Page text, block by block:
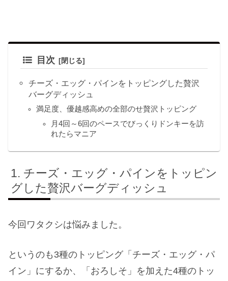
目次
チーズ・エッグ・パインをトッピングした贅沢
バーグディッシュ
満足度、優越感高めの全部のせ贅沢トッピング
月4回～6回のペースでびっくりドンキーを訪
れたらマニア
チーズ・エッグ・パインをトッピン
グした贅沢バーグディッシュ
今回ワタクシは悩みました。
というのも3種のトッピング「チーズ・エッグ・パ
イン」にするか、「おろしそ」を加えた4種のトッ